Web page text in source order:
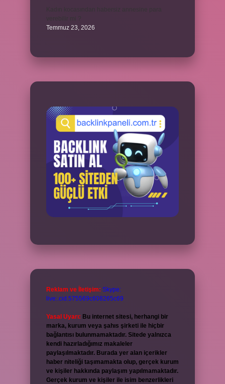
Temmuz 23, 2026
Reklam ve İletişim: Skype:
live:.cid.575569c608265c69
Yasal Uyarı: Bu internet sitesi, herhangi bir
marka, kurum veya şahıs şirketi ile hiçbir
bağlantısı bulunmamaktadır. Sitede yalnızca
kendi hazırladığımız makaleler
paylaşılmaktadır. Burada yer alan içerikler
haber niteliği taşımamakta olup, gerçek kurum
ve kişiler hakkında paylaşım yapılmamaktadır.
Gerçek kurum ve kişiler ile isim benzerlikleri